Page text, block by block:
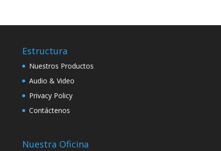
Estructura
Nuestros Productos
Audio & Video
Privacy Policy
Contáctenos
Nuestra Oficina